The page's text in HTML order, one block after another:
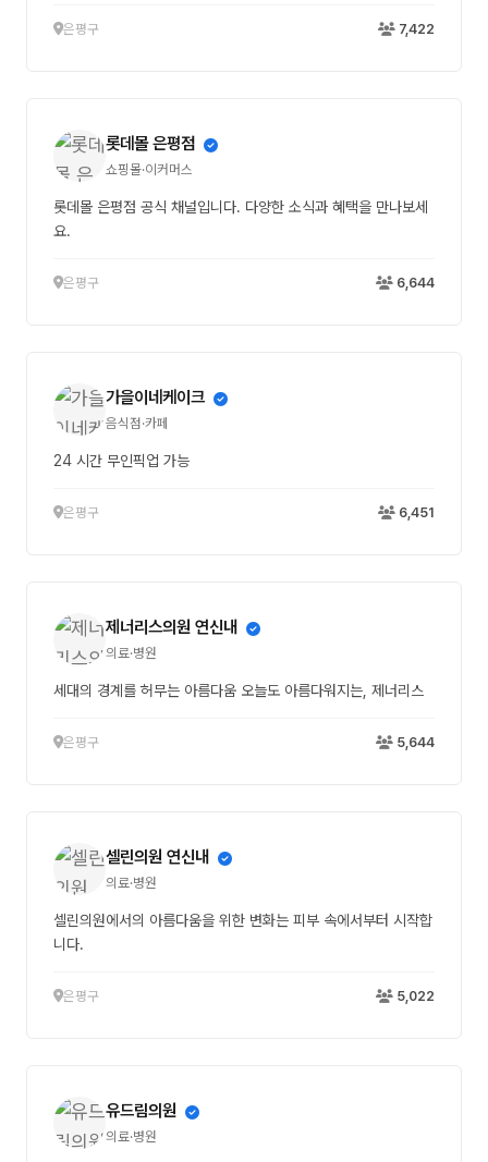
은평구 7,422
롯데몰 은평점
쇼핑몰·이커머스
롯데몰 은평점 공식 채널입니다. 다양한 소식과 혜택을 만나보세
요.
은평구 6,644
가을이네케이크
음식점·카페
24 시간 무인픽업 가능
은평구 6,451
제너리스의원 연신내
의료·병원
세대의 경계를 허무는 아름다움 오늘도 아름다워지는, 제너리스
은평구 5,644
셀린의원 연신내
의료·병원
셀린의원에서의 아름다움을 위한 변화는 피부 속에서부터 시작합
니다.
은평구 5,022
유드림의원
의료·병원